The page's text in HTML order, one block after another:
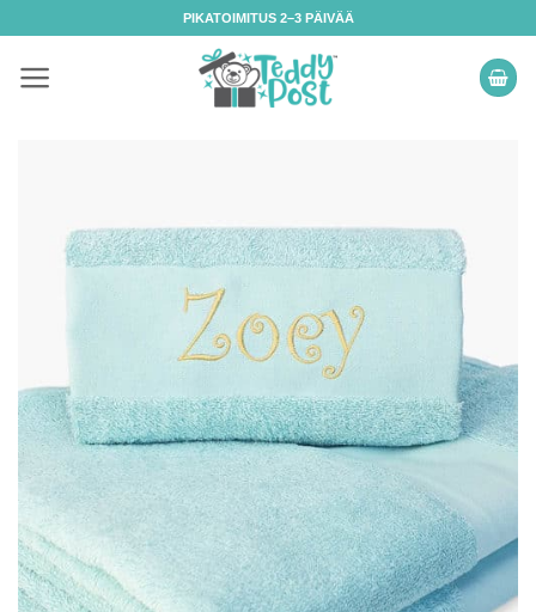
to
PIKATOIMITUS 2–3 PÄIVÄÄ